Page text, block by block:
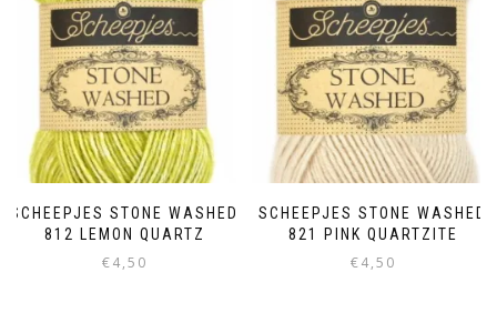
SCHEEPJES STONE WASHED
812 LEMON QUARTZ
€4,50
SCHEEPJES STONE WASHED
821 PINK QUARTZITE
€4,50